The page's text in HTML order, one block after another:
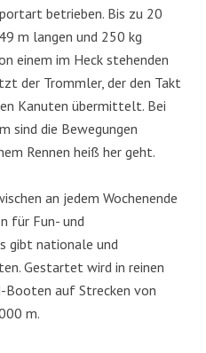
betrieben. Bis zu 20
m langen und 250 kg
einem im Heck stehenden
der Trommler, der den Takt
Kanuten übermittelt. Bei
sind die Bewegungen
Rennen heiß her geht.
an jedem Wochenende
für Fun- und
gibt nationale und
Gestartet wird in reinen
Booten auf Strecken von
m.